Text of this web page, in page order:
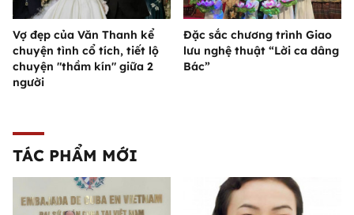
Vợ đẹp của Văn Thanh kể
chuyện tình cổ tích, tiết lộ
chuyện "thầm kín" giữa 2
người
Đặc sắc chương trình Giao
lưu nghệ thuật “Lời ca dâng
Bác”
TÁC PHẨM MỚI